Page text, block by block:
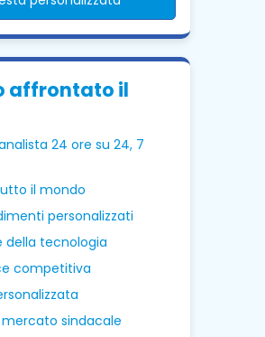
affrontato il
24 ore su 24, 7
il mondo
personalizzati
della tecnologia
competitiva
mercato sindacale